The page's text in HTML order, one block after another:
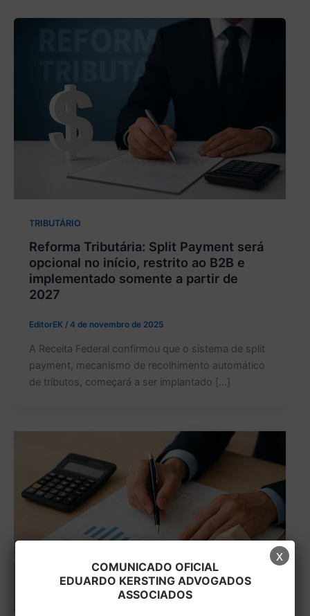
TRIBUTÁRIO
Reforma Tributária: Split Payment será
opcional no início, restrito ao B2B e
implementado somente a partir de
2027
EditorEK / 4 de novembro de 2025
A Receita Federal confirmou que o sistema de split
payment, mecanismo de recolhimento automático
de tributos, começará a ser implantado […]
COMUNICADO OFICIAL
EDUARDO KERSTING ADVOGADOS
ASSOCIADOS
x